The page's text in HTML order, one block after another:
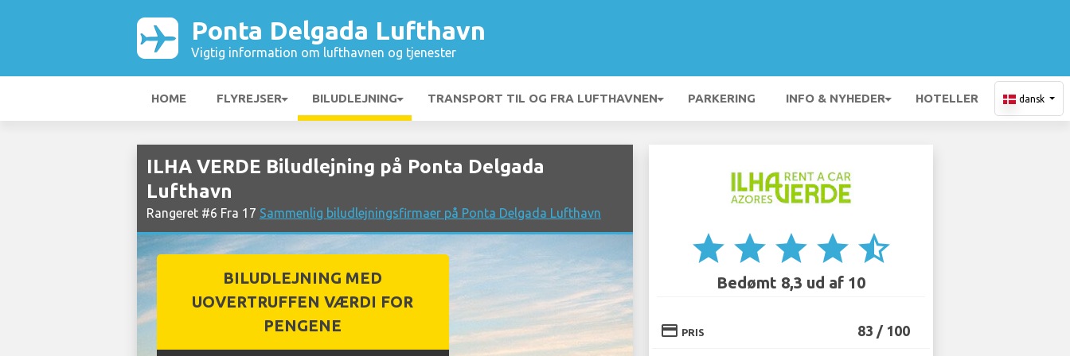
Ponta Delgada Lufthavn
Vigtig information om lufthavnen og tjenester
HOME FLYREJSER BILUDLEJNING TRANSPORT TIL OG FRA LUFTHAVNEN PARKERING INFO & NYHEDER HOTELLER dansk
ILHA VERDE Biludlejning på Ponta Delgada
Lufthavn
Rangeret #6 Fra 17 Sammenlig biludlejningsfirmaer på Ponta Delgada Lufthavn
BILUDLEJNING MED
UOVERTRUFFEN VÆRDI FOR
PENGENE
star star star star star_half
Bedømt 8,3 ud af 10
credit_card PRIS 83 / 100